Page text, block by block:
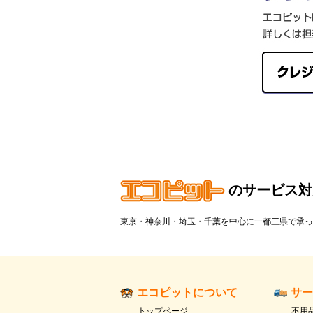
のサービス
東京・神奈川・埼玉・千葉を中心に一都三県で承
エコピットについて
トップページ
サ
不用